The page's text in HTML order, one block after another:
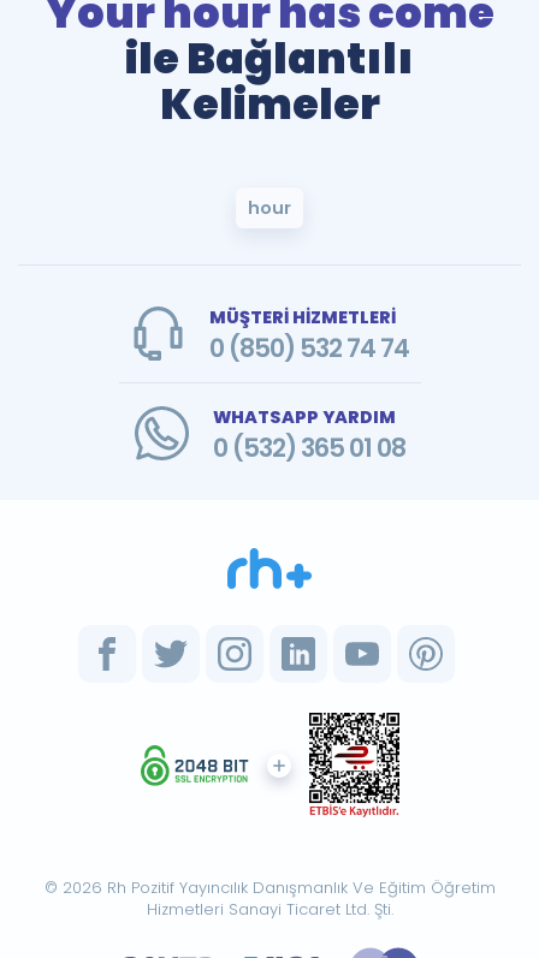
Your hour has come
ile Bağlantılı
Kelimeler
hour
MÜŞTERİ HİZMETLERİ
0 (850) 532 74 74
WHATSAPP YARDIM
0 (532) 365 01 08
© 2026 Rh Pozitif Yayıncılık Danışmanlık Ve Eğitim Öğretim
Hizmetleri Sanayi Ticaret Ltd. Şti.